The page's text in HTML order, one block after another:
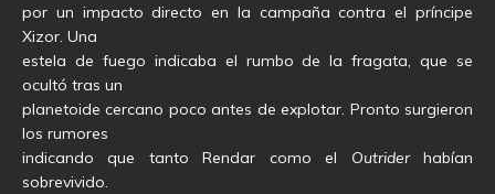
por un impacto directo en la campaña contra el príncipe
Xizor. Una
estela de fuego indicaba el rumbo de la fragata, que se
ocultó tras un
planetoide cercano poco antes de explotar. Pronto surgieron
los rumores
indicando que tanto Rendar como el Outriderhabían
sobrevivido.